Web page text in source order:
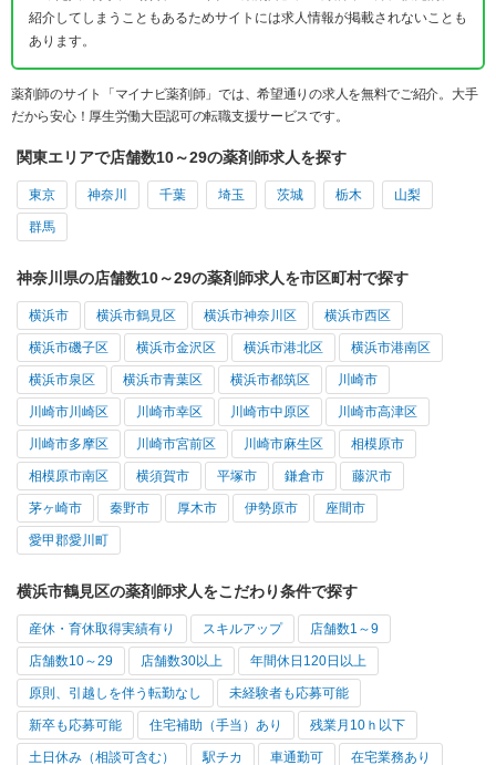
紹介してしまうこともあるためサイトには求人情報が掲載されないことも
あります。
薬剤師のサイト「マイナビ薬剤師」では、希望通りの求人を無料でご紹介。大手
だから安心！厚生労働大臣認可の転職支援サービスです。
関東エリアで店舗数10～29の薬剤師求人を探す
東京 神奈川 千葉 埼玉 茨城 栃木 山梨
群馬
神奈川県の店舗数10～29の薬剤師求人を市区町村で探す
横浜市 横浜市鶴見区 横浜市神奈川区 横浜市西区
横浜市磯子区 横浜市金沢区 横浜市港北区 横浜市港南区
横浜市泉区 横浜市青葉区 横浜市都筑区 川崎市
川崎市川崎区 川崎市幸区 川崎市中原区 川崎市高津区
川崎市多摩区 川崎市宮前区 川崎市麻生区 相模原市
相模原市南区 横須賀市 平塚市 鎌倉市 藤沢市
茅ヶ崎市 秦野市 厚木市 伊勢原市 座間市
愛甲郡愛川町
横浜市鶴見区の薬剤師求人をこだわり条件で探す
産休・育休取得実績有り スキルアップ 店舗数1～9
店舗数10～29 店舗数30以上 年間休日120日以上
原則、引越しを伴う転勤なし 未経験者も応募可能
新卒も応募可能 住宅補助（手当）あり 残業月10ｈ以下
土日休み（相談可含む） 駅チカ 車通勤可 在宅業務あり